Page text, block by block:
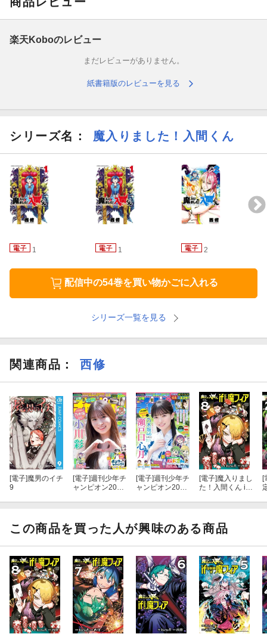
楽天Koboのレビュー
まだレビューがありません。
紙書籍版のレビューを見る
シリーズ名： 魔入りました！入間くん
1 1 2
配信中の54巻を買い物かごに入れる
シリーズ一覧を見る
関連商品 ： 西修
[電子]魔男のイチ
9
[電子]週刊少年チ
ャンピオン2026
[電子]週刊少年チ
ャンピオン2026
[電子]魔入りまし
た！入間くん if
[
この商品を買った人が興味のある商品